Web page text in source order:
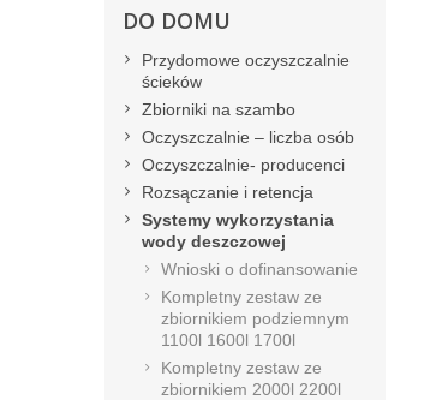
DO DOMU
Przydomowe oczyszczalnie
ścieków
Zbiorniki na szambo
Oczyszczalnie – liczba osób
Oczyszczalnie- producenci
Rozsączanie i retencja
Systemy wykorzystania
wody deszczowej
Wnioski o dofinansowanie
Kompletny zestaw ze
zbiornikiem podziemnym
1100l 1600l 1700l
Kompletny zestaw ze
zbiornikiem 2000l 2200l